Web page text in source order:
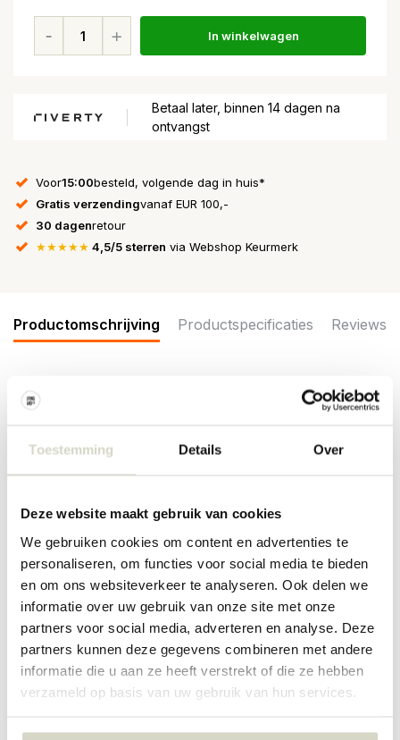
Toestemming Details Over
Deze website maakt gebruik van cookies
We gebruiken cookies om content en advertenties te
personaliseren, om functies voor social media te bieden
en om ons websiteverkeer te analyseren. Ook delen we
informatie over uw gebruik van onze site met onze
partners voor social media, adverteren en analyse. Deze
partners kunnen deze gegevens combineren met andere
informatie die u aan ze heeft verstrekt of die ze hebben
verzameld op basis van uw gebruik van hun services.
In winkelwagen
Betaal later, binnen 14 dagen na
ontvangst
Voor15:00besteld, volgende dag in huis*
Gratis verzendingvanaf EUR 100,-
30 dagenretour
★★★★★ 4,5/5 sterren via Webshop Keurmerk
Productomschrijving Productspecificaties Reviews
Mooie drinkglazen uit de nieuwe AW21 collectie van Hubsch.
Beschikbaar in vier kleuren. Wordt geleverd in een set van 6
PRODUCTSPECIFICATIES
Artikelnummer 661402
SKU